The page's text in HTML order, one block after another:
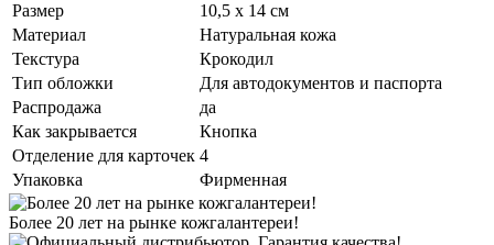
Размер
10,5 х 14 см
Материал
Натуральная кожа
Текстура
Крокодил
Тип обложки
Для автодокументов и паспорта
Распродажа
да
Как закрывается
Кнопка
Отделение для карточек 4
Упаковка
Фирменная
Более 20 лет на рынке кожгалантереи!